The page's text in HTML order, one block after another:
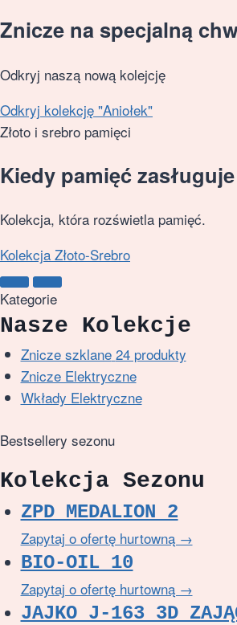
Znicze na specjalną
Odkryj naszą nową kolejcję
Odkryj kolekcję "Aniołek"
Złoto i srebro pamięci
Kiedy pamięć
Kolekcja, która rozświetla pamięć.
Kolekcja Złoto-Srebro
Kategorie
Nasze Kolekcje
Znicze szklane 24 produkty
Znicze Elektryczne
Wkłady Elektryczne
Bestsellery sezonu
Kolekcja Sezonu
ZPD MEDALION 2
Zapytaj o ofertę hurtowną →
BIO-OIL 10
Zapytaj o ofertę hurtowną →
JAJKO J-163 3D